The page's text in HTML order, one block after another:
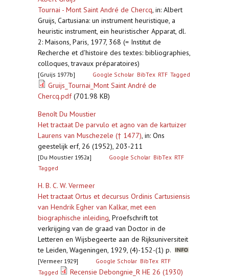
Tournai - Mont Saint André de Chercq, in: Albert
Gruijs, Cartusiana: un instrument heuristique, a
heuristic instrument, ein heuristischer Apparat, dl.
2: Maisons, Paris, 1977, 368 (= Institut de
Recherche et d'histoire des textes: bibliographies,
colloques, travaux préparatoires)
[Gruijs 1977b] Google Scholar BibTex RTF Tagged
Gruijs_Tournai_Mont Saint André de
Chercq.pdf(701.98 KB)
Benoît Du Moustier
Het tractaat De parvulo et agno van de kartuizer
Laurens van Muschezele († 1477), in: Ons
geestelijk erf, 26 (1952), 203-211
[Du Moustier 1952a] Google Scholar BibTex RTF
Tagged
H. B. C. W. Vermeer
Het tractaat Ortus et decursus Ordinis Cartusiensis
van Hendrik Egher van Kalkar, met een
biographische inleiding, Proefschrift tot
verkrijging van de graad van Doctor in de
Letteren en Wijsbegeerte aan de Rijksuniversiteit
te Leiden, Wageningen, 1929, (4)-152-(1) p.
[Vermeer 1929] Google Scholar BibTex RTF
Tagged
Recensie Debongnie_R HE 26 (1930)